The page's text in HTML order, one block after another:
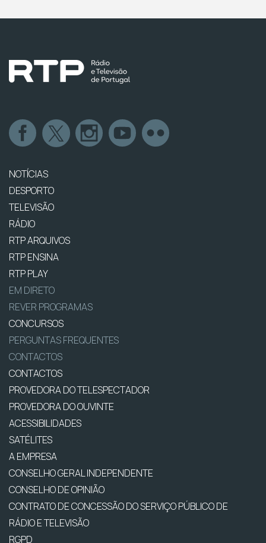
NOTÍCIAS
DESPORTO
TELEVISÃO
RÁDIO
RTP ARQUIVOS
RTP ENSINA
RTP PLAY
EM DIRETO
REVER PROGRAMAS
CONCURSOS
PERGUNTAS FREQUENTES
CONTACTOS
CONTACTOS
PROVEDORA DO TELESPECTADOR
PROVEDORA DO OUVINTE
ACESSIBILIDADES
SATÉLITES
A EMPRESA
CONSELHO GERAL INDEPENDENTE
CONSELHO DE OPINIÃO
CONTRATO DE CONCESSÃO DO SERVIÇO PÚBLICO DE
RÁDIO E TELEVISÃO
RGPD